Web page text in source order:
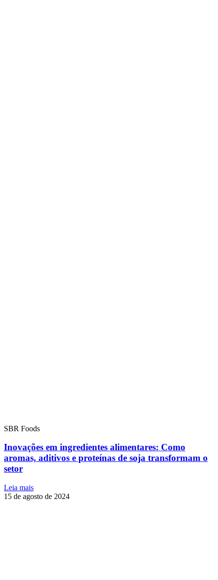
SBR Foods
Inovações em ingredientes alimentares: Como
aromas, aditivos e proteínas de soja transformam o
setor
Leia mais
15 de agosto de 2024